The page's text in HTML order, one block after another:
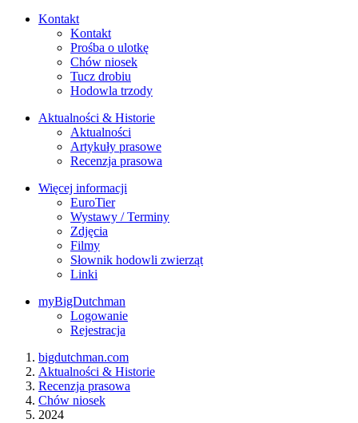
Kontakt
Kontakt
Prośba o ulotkę
Chów niosek
Tucz drobiu
Hodowla trzody
Aktualności & Historie
Aktualności
Artykuły prasowe
Recenzja prasowa
Więcej informacji
EuroTier
Wystawy / Terminy
Zdjęcia
Filmy
Słownik hodowli zwierząt
Linki
myBigDutchman
Logowanie
Rejestracja
bigdutchman.com
Aktualności & Historie
Recenzja prasowa
Chów niosek
2024